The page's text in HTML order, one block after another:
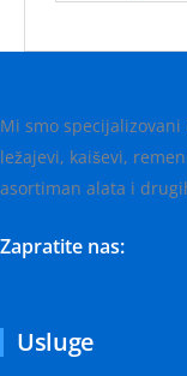
Mi smo
ležajevi, kaiševi,
asortiman alata i
Zapratite nas:
Usluge